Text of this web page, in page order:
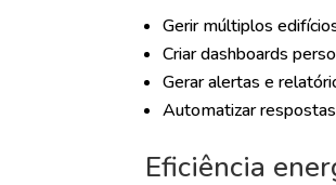
Gerir múltiplos
Criar dashboards
Gerar alertas e
Automatizar
Eficiência